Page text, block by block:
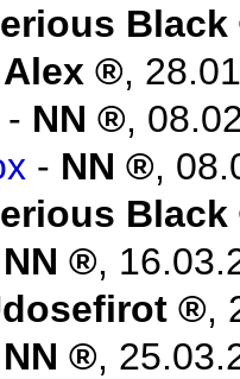
Black
Alex ,
- NN ,
- NN ,
Black
NN ,
,
NN ,